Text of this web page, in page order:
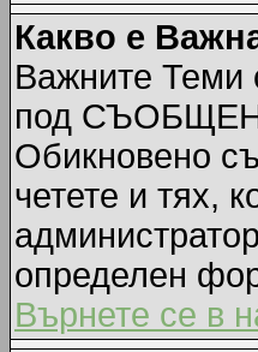
Какво е
Важните Теми
под
Обикновено
четете и тях,
определен
Върнете се в